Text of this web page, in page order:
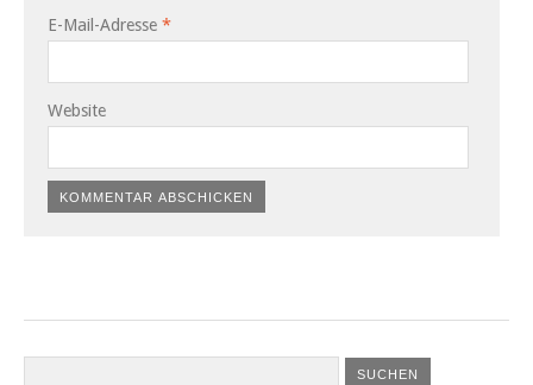
E-Mail-Adresse *
Website